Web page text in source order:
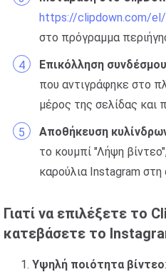
https://clipdown.com/
στο πρόγραμμα
Επικόλληση συνδέσμου
που αντιγράφηκε στο
μέρος της σελίδας και
Αποθήκευση
το κουμπί "Λήψη
καρούλια Instagram στη
Γιατί να επιλέξετε το
κατεβάσετε το
Υψηλή ποιότητα βίντεο